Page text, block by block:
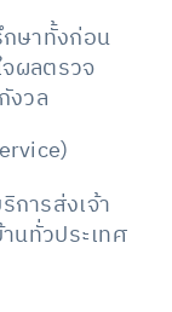
กษาทั้งก่อน
ผลตรวจ
งวล
ารส่งเจ้า
นทั่วประเทศ